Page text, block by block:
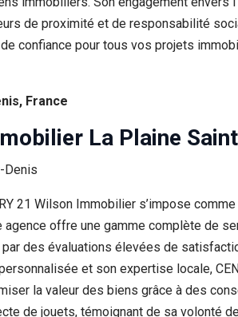
de proximité et de responsabilité
confiance pour tous vos projets
France
La Plaine
21 Wilson Immobilier s’impose
offre une gamme complète de
des évaluations élevées de
et son expertise locale,
la valeur des biens grâce à des
de jouets, témoignant de sa volonté